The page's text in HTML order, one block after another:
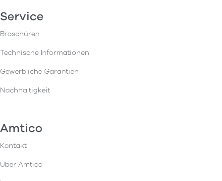
Service
Broschüren
Technische Informationen
Gewerbliche Garantien
Nachhaltigkeit
Amtico
Kontakt
Über Amtico